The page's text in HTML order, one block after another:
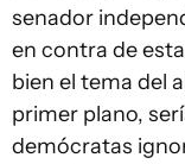
senador
en contra de
bien el tema del
primer plano,
demócratas